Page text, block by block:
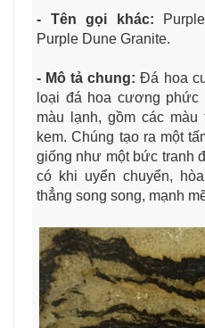
- Tên gọi khác:
Purple Dune Granite.
- Mô tả chung: Đá hoa
loại đá hoa cương phức
màu lạnh, gồm các màu
kem. Chúng tạo ra một
giống như một bức tranh
có khi uyển chuyển,
thẳng song song, mạnh